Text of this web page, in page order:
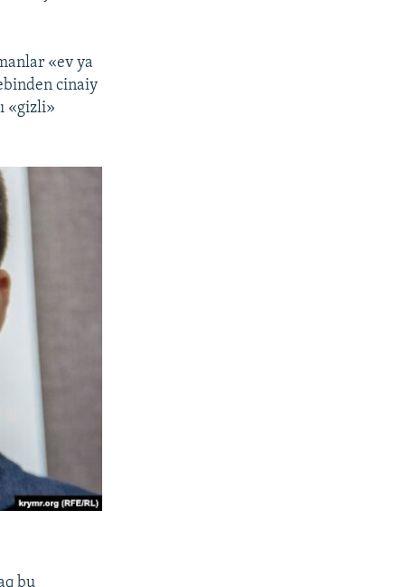
«ev ya
cinaiy
«gizli»
bu